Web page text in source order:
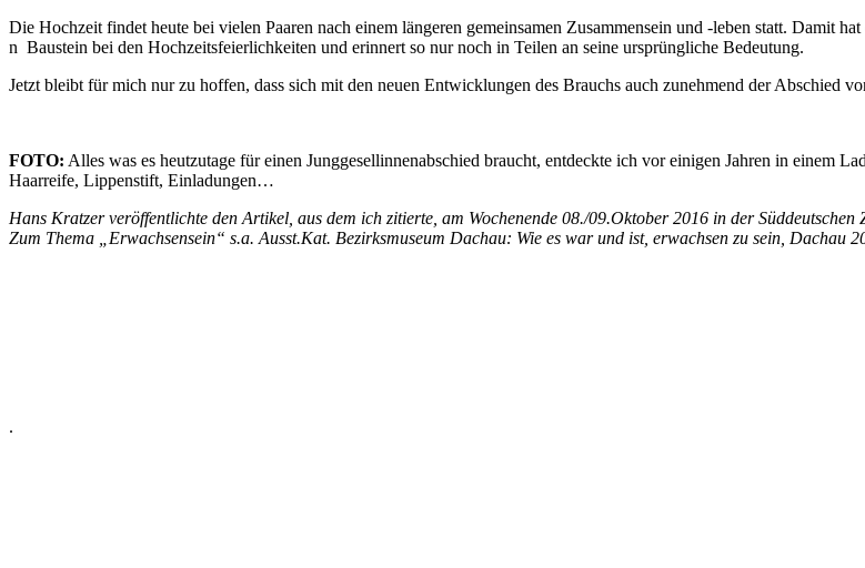
Die Hochzeit findet heute bei vielen Paaren nach einem längeren gemeinsamen Zusammensein und -leben statt. Damit
n Baustein bei den Hochzeitsfeierlichkeiten und erinnert so nur noch in Teilen an seine ursprüngliche Bedeutung.
Jetzt bleibt für mich nur zu hoffen, dass sich mit den neuen Entwicklungen des Brauchs auch zunehmend der Abschied
FOTO: Alles was es heutzutage für einen Junggesellinnenabschied braucht, entdeckte ich vor einigen Jahren in einem
Haarreife, Lippenstift, Einladungen…
Hans Kratzer veröffentlichte den Artikel, aus dem ich zitierte, am Wochenende 08./09.Oktober 2016 in der
Zum Thema „Erwachsensein“ s.a. Ausst.Kat. Bezirksmuseum Dachau: Wie es war und ist, erwachsen zu sein, Dachau
.